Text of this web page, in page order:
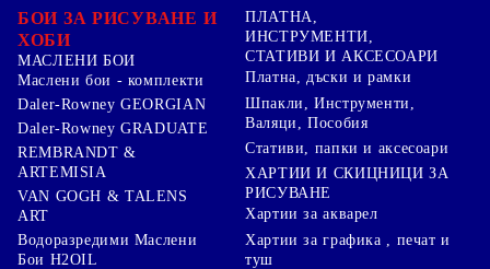
БОИ ЗА РИСУВАНЕ И
ХОБИ
МАСЛЕНИ БОИ
Маслени бои - комплекти
Daler-Rowney GEORGIAN
Daler-Rowney GRADUATE
REMBRANDT &
ARTEMISIA
VAN GOGH & TALENS
ART
Водоразредими Маслени
Бои H2OIL
ПЛАТНА,
ИНСТРУМЕНТИ,
СТАТИВИ И АКСЕСОАРИ
Платна, дъски и рамки
Шпакли, Инструменти,
Валяци, Пособия
Стативи, папки и аксесоари
ХАРТИИ И СКИЦНИЦИ ЗА
РИСУВАНЕ
Хартии за акварел
Хартии за графика , печат и
туш